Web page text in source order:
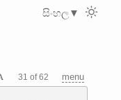
31 of 62 menu
සිංහල▼